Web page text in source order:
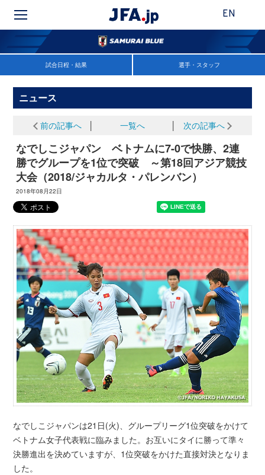
EN
試合日程・結果 選手・スタッフ
ニュース
前の記事へ 一覧へ 次の記事へ
なでしこジャパン ベトナムに7-0で快勝、2連
勝でグループを1位で突破 ～第18回アジア競技
大会（2018/ジャカルタ・パレンバン）
2018年08月22日
なでしこジャパンは21日(火)、グループリーグ1位突破をかけて
ベトナム女子代表戦に臨みました。お互いにタイに勝って準々
決勝進出を決めていますが、1位突破をかけた直接対決となりま
した。